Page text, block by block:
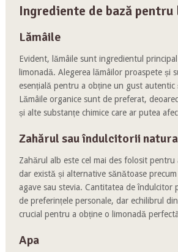
Ingrediente de bază pentru
Lămâile
Evident, lămâile sunt ingredientul
limonadă. Alegerea lămâilor proaspete și
esențială pentru a obține un gust autentic
Lămâile organice sunt de preferat,
și alte substanțe chimice care ar putea
Zahărul sau îndulcitorii
Zahărul alb este cel mai des folosit pentru
dar există și alternative sănătoase
agave sau stevia. Cantitatea de îndulcitor
de preferințele personale, dar echilibrul
crucial pentru a obține o limonadă
Apa